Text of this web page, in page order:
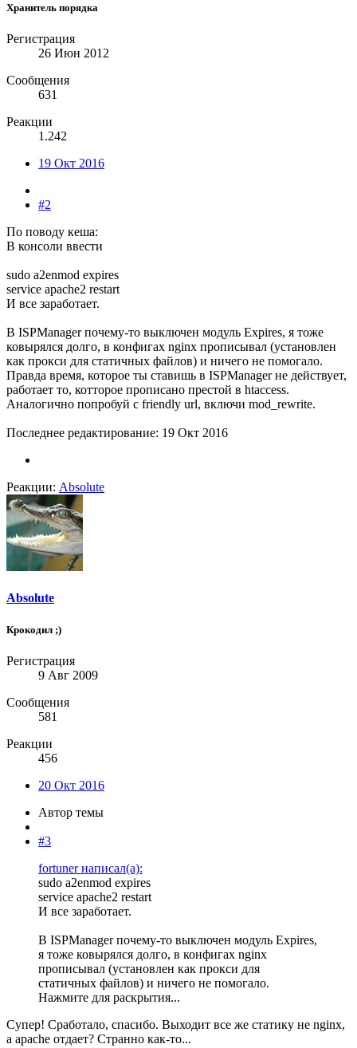
Хранитель порядка
Регистрация
26 Июн 2012
Сообщения
631
Реакции
1.242
19 Окт 2016
#2
По поводу кеша:
В консоли ввести
sudo a2enmod expires
service apache2 restart
И все заработает.
В ISPManager почему-то выключен модуль Expires, я тоже
ковырялся долго, в конфигах nginx прописывал (установлен
как прокси для статичных файлов) и ничего не помогало.
Правда время, которое ты ставишь в ISPManager не действует,
работает то, котторое прописано престой в htaccess.
Аналогично попробуй с friendly url, включи mod_rewrite.
Последнее редактирование: 19 Окт 2016
Реакции: Absolute
Absolute
Крокодил ;)
Регистрация
9 Авг 2009
Сообщения
581
Реакции
456
20 Окт 2016
Автор темы
#3
fortuner написал(а):
sudo a2enmod expires
service apache2 restart
И все заработает.
В ISPManager почему-то выключен модуль Expires,
я тоже ковырялся долго, в конфигах nginx
прописывал (установлен как прокси для
статичных файлов) и ничего не помогало.
Нажмите для раскрытия...
Супер! Сработало, спасибо. Выходит все же статику не nginx,
a apache отдает? Странно как-то...